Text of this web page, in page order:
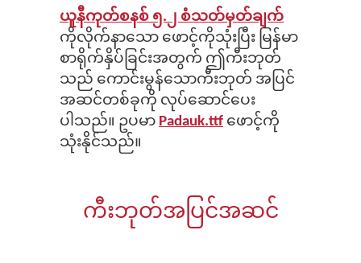
ယူနီကုတ်စနစ် ၅.၂ စံသတ်မှတ်ချက်
ကိုလိုက်နာသော ဖောင့်ကိုသုံးပြီး မြန်မာ
စာရိုက်နှိပ်ခြင်းအတွက် ဤကီးဘုတ်
သည် ကောင်းမွန်သောကီးဘုတ် အပြင်
အဆင်တစ်ခုကို လုပ်ဆောင်ပေး
ပါသည်။ ဥပမာ Padauk.ttf ဖောင့်ကို
သုံးနိုင်သည်။
ကီးဘုတ်အပြင်အဆင်